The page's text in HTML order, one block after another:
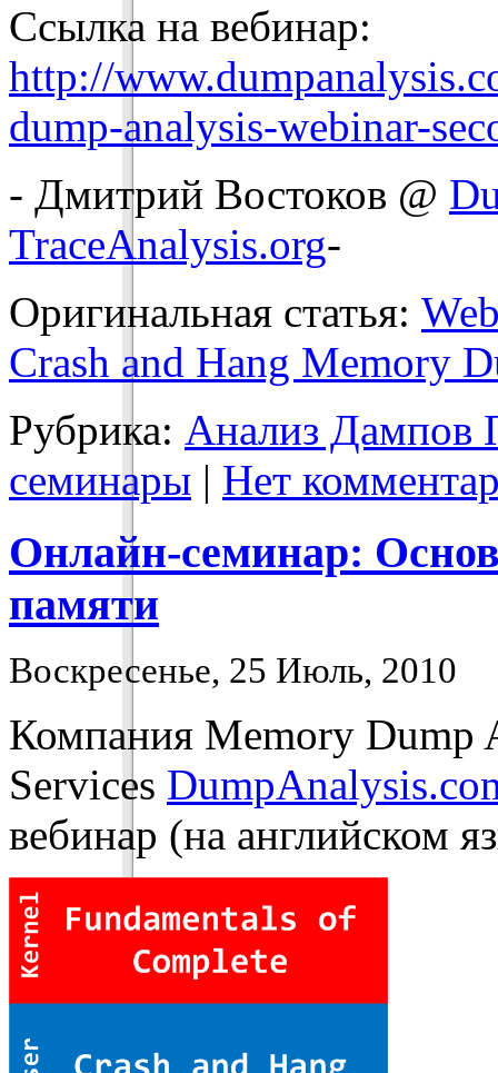
Ссылка на вебинар:
http://
dump-analysis-webinar-
- Дмитрий Востоков @
TraceAnalysis.org-
Оригинальная статья:
Crash and Hang Memory
Рубрика: Анализ Дампов
семинары | Нет
Онлайн-семинар:
памяти
Воскресенье, 25 Июль, 2010
Компания Memory Dump
Services
вебинар (на английском